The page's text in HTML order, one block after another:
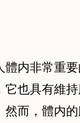
内非常重
它也具有維
然而，體内